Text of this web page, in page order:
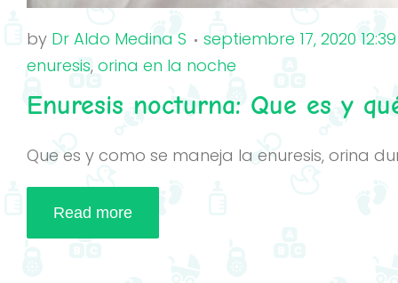
by Dr Aldo Medina S septiembre 17, 2020
enuresis, orina en la noche
Enuresis nocturna: Que es y
Que es y como se maneja la enuresis, orina
Read more